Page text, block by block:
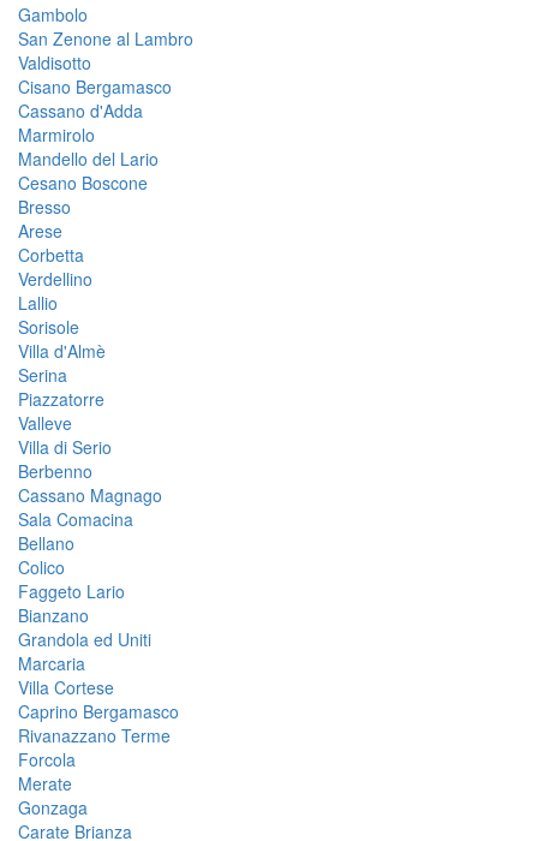
Gambolo
San Zenone al Lambro
Valdisotto
Cisano Bergamasco
Cassano d'Adda
Marmirolo
Mandello del Lario
Cesano Boscone
Bresso
Arese
Corbetta
Verdellino
Lallio
Sorisole
Villa d'Almè
Serina
Piazzatorre
Valleve
Villa di Serio
Berbenno
Cassano Magnago
Sala Comacina
Bellano
Colico
Faggeto Lario
Bianzano
Grandola ed Uniti
Marcaria
Villa Cortese
Caprino Bergamasco
Rivanazzano Terme
Forcola
Merate
Gonzaga
Carate Brianza